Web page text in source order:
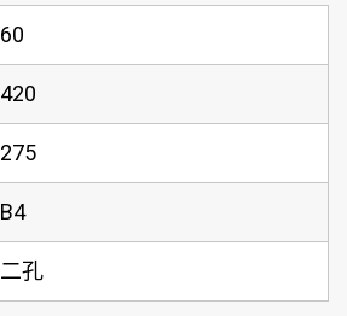
60
420
275
B4
二孔